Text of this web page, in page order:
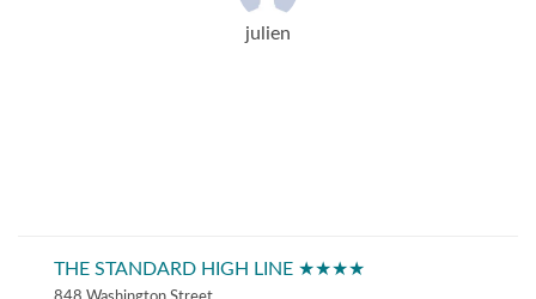
julien
THE STANDARD HIGH LINE ★★★★